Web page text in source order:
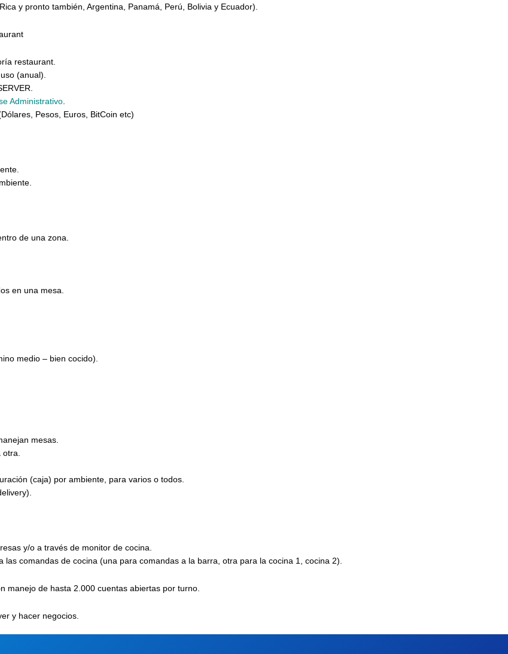
y pronto también, Argentina, Panamá, Perú, Bolivia y Ecuador).
restaurant.
(anual).
Administrativo
Dólares, Pesos, Euros, BitCoin etc)
de una zona.
en una mesa.
medio – bien cocido).
mesas.
(caja) por ambiente, para varios o todos.
y/o a través de monitor de cocina.
las comandas de cocina (una para comandas a la barra, otra para la cocina 1, cocina 2).
manejo de hasta 2.000 cuentas abiertas por turno.
y hacer negocios.